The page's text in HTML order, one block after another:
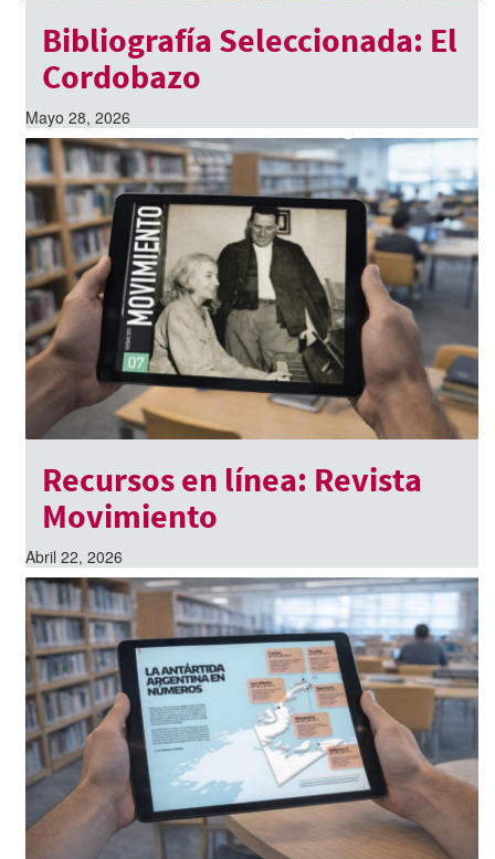
Bibliografía Seleccionada: El
Cordobazo
Mayo 28, 2026
Recursos en línea: Revista
Movimiento
Abril 22, 2026